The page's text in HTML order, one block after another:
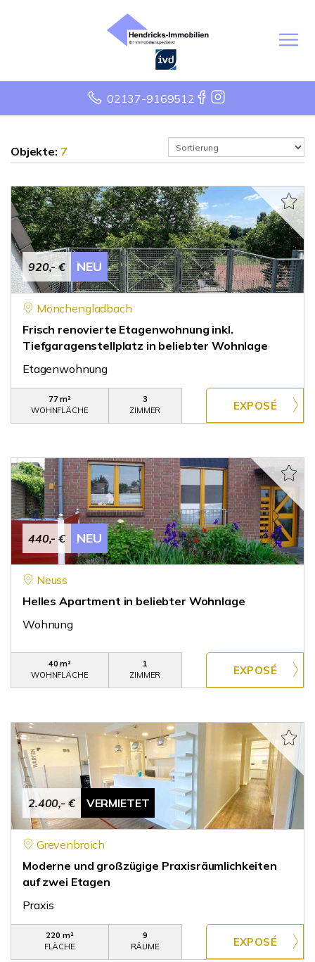
02137-9169512
Objekte: 7
920,- € NEU
Mönchengladbach
Frisch renovierte Etagenwohnung inkl.
Tiefgaragenstellplatz in beliebter Wohnlage
Etagenwohnung
77 m²
WOHNFLÄCHE
3
ZIMMER
440,- € NEU
Neuss
Helles Apartment in beliebter Wohnlage
Wohnung
40 m²
WOHNFLÄCHE
1
ZIMMER
2.400,- € VERMIETET
Grevenbroich
Moderne und großzügige Praxisräumlichkeiten
auf zwei Etagen
Praxis
220 m²
FLÄCHE
9
RÄUME